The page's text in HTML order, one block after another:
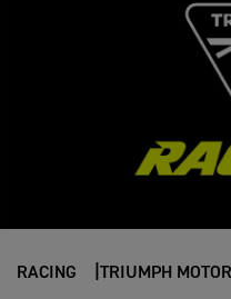
RACING TRIUMPH